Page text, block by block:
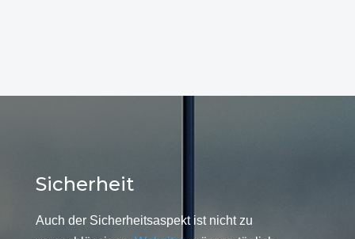
Sicherheit
Auch der Sicherheitsaspekt ist nicht zu